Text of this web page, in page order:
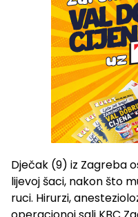
Dječak (9) iz Zagreba
lijevoj šaci, nakon što
ruci. Hirurzi,